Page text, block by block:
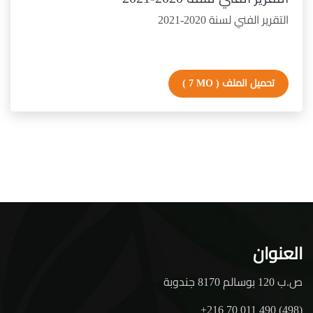
التقرير الفني لسنة 2020-2021
تحميل الملف ( 7 MO )
العنوان
ص.ب 120 بوسالم 8170 جندوبة
+216 70 011 490 (498)